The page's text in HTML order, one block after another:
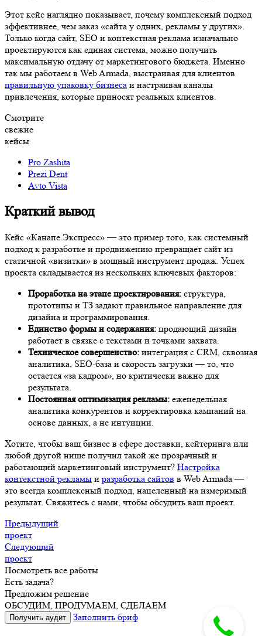
Этот кейс наглядно показывает, почему комплексный подход
эффективнее, чем заказ «сайта у одних, рекламы у других».
Только когда сайт, SEO и контекстная реклама изначально
проектируются как единая система, можно получить
максимальную отдачу от маркетингового бюджета. Именно
так мы работаем в Web Armada, выстраивая для клиентов
правильную упаковку бизнеса и настраивая каналы
привлечения, которые приносят реальных клиентов.
Смотрите
свежие
кейсы
Pro Zashita
Prezi Dent
Avto Vista
Краткий вывод
Кейс «Канапе Экспресс» — это пример того, как системный
подход к разработке и продвижению превращает сайт из
статичной «визитки» в мощный инструмент продаж. Успех
проекта складывается из нескольких ключевых факторов:
Проработка на этапе проектирования: структура,
прототипы и ТЗ задают правильное направление для
дизайна и программирования.
Единство формы и содержания: продающий дизайн
работает в связке с текстами и точками захвата.
Техническое совершенство: интеграция с CRM, сквозная
аналитика, SEO-база и скорость загрузки — то, что
остается «за кадром», но критически важно для
результата.
Постоянная оптимизация рекламы: еженедельная
аналитика конкурентов и корректировка кампаний на
основе данных, а не интуиции.
Хотите, чтобы ваш бизнес в сфере доставки, кейтеринга или
любой другой нише получил такой же прозрачный и
работающий маркетинговый инструмент? Настройка
контекстной рекламы и разработка сайтов в Web Armada —
это всегда комплексный подход, нацеленный на измеримый
результат. Свяжитесь с нами, чтобы обсудить ваш проект.
Предыдущий
проект
Следующий
проект
Посмотреть все работы
Есть задача?
Предложим решение
ОБСУДИМ, ПРОДУМАЕМ, СДЕЛАЕМ
Получить аудит Заполнить бриф